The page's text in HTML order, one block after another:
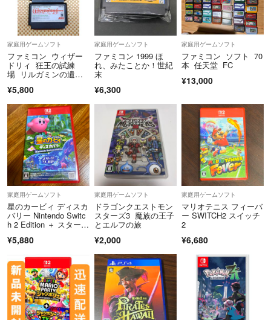
家庭用ゲームソフト
ファミコン ウィザー
ドリィ 狂王の試練
場 リルガミンの遺
士 Ⅰ.Ⅱ.Ⅲ 3本セット
¥5,800
家庭用ゲームソフト
ファミコン 1999 ほ
れ、みたことか！世紀
末
¥6,300
家庭用ゲームソフト
ファミコン ソフト 70
本 任天堂 FC
¥13,000
家庭用ゲームソフト
星のカービィ ディスカ
バリー Nintendo Switc
h 2 Edition ＋ スターリ
¥5,880
家庭用ゲームソフト
ドラゴンクエストモン
スターズ3 魔族の王子
とエルフの旅
¥2,000
家庭用ゲームソフト
マリオテニス フィーバ
ー SWITCH2 スイッチ
2
¥6,680